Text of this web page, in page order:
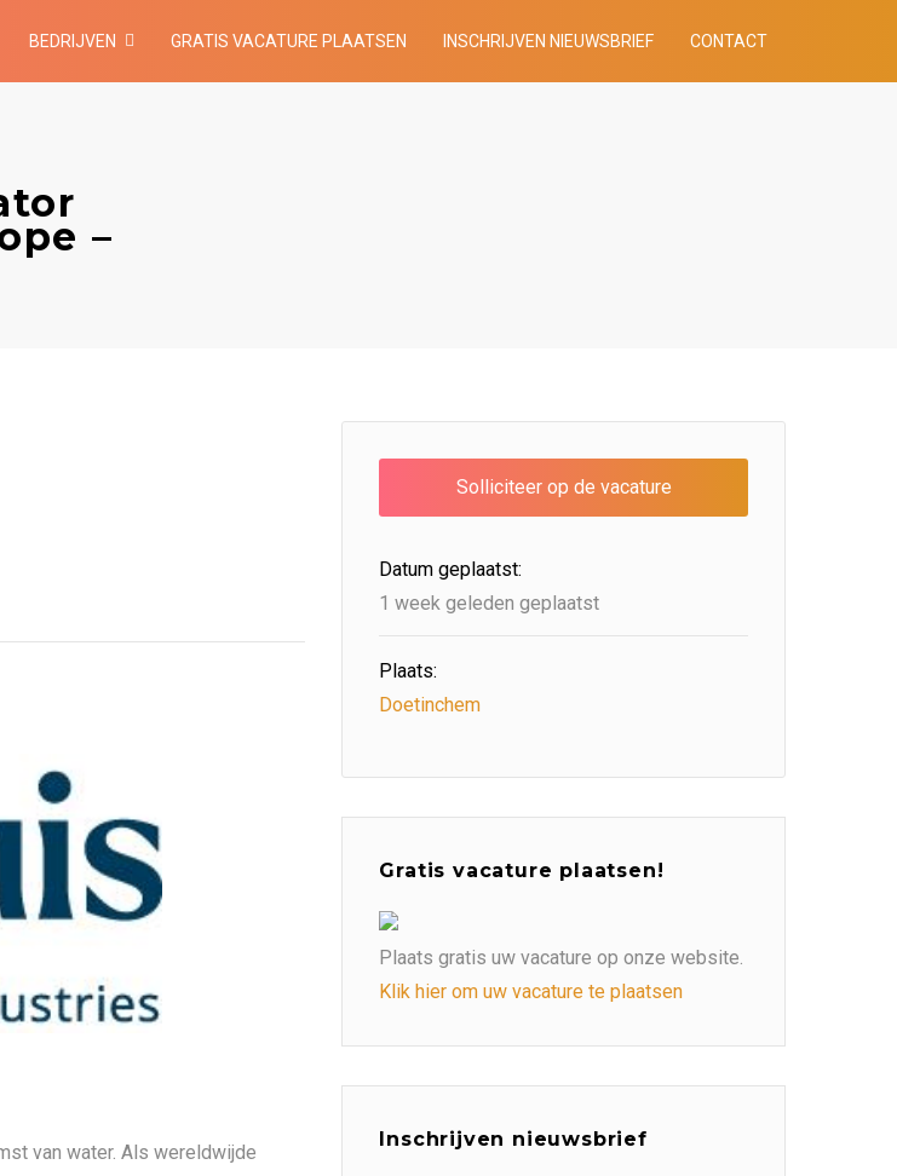
BEDRIJVEN GRATIS VACATURE PLAATSEN INSCHRIJVEN NIEUWSBRIEF CONTACT
–
van water. Als wereldwijde
Datum geplaatst:
1 week geleden geplaatst
Plaats:
Doetinchem
Gratis vacature plaatsen!
Plaats gratis uw vacature op onze website.
Klik hier om uw vacature te plaatsen
Inschrijven nieuwsbrief